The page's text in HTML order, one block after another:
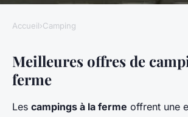
CAMPING
Camping à la ferme :
meilleures offres
commerciales
Accueil›Camping
Meilleures offres de
ferme
Les campings à la ferme offrent une